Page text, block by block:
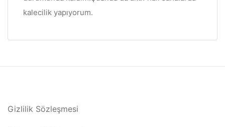
kalecilik yapıyorum.
Gizlilik Sözleşmesi